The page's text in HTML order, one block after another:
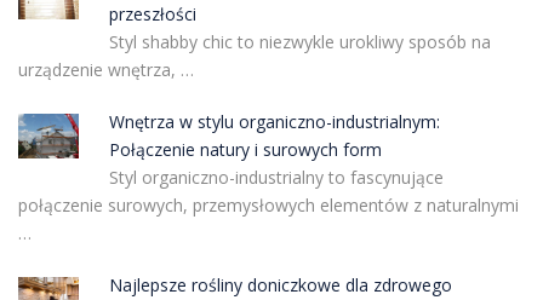
przeszłości
Styl shabby chic to niezwykle urokliwy sposób na
urządzenie wnętrza, …
Wnętrza w stylu organiczno-industrialnym:
Połączenie natury i surowych form
Styl organiczno-industrialny to fascynujące
połączenie surowych, przemysłowych elementów z naturalnymi
…
Najlepsze rośliny doniczkowe dla zdrowego